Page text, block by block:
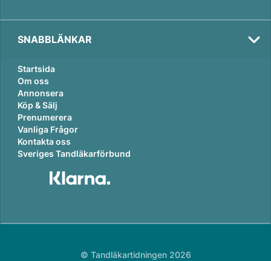
SNABBLÄNKAR
Startsida
Om oss
Annonsera
Köp & Sälj
Prenumerera
Vanliga Frågor
Kontakta oss
Sveriges Tandläkarförbund
© Tandläkartidningen 2026